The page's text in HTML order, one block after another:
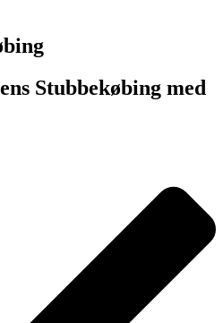
Stubbekøbing med